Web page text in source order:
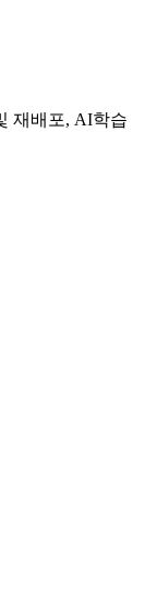
재배포, AI학습